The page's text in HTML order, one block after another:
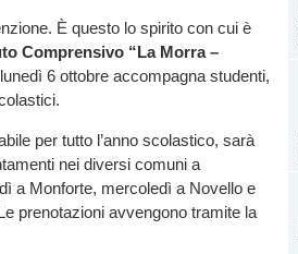
È questo lo spirito con cui è
Comprensivo “La Morra –
6 ottobre accompagna studenti,
per tutto l’anno scolastico, sarà
nei diversi comuni a
a Monforte, mercoledì a Novello e
prenotazioni avvengono tramite la